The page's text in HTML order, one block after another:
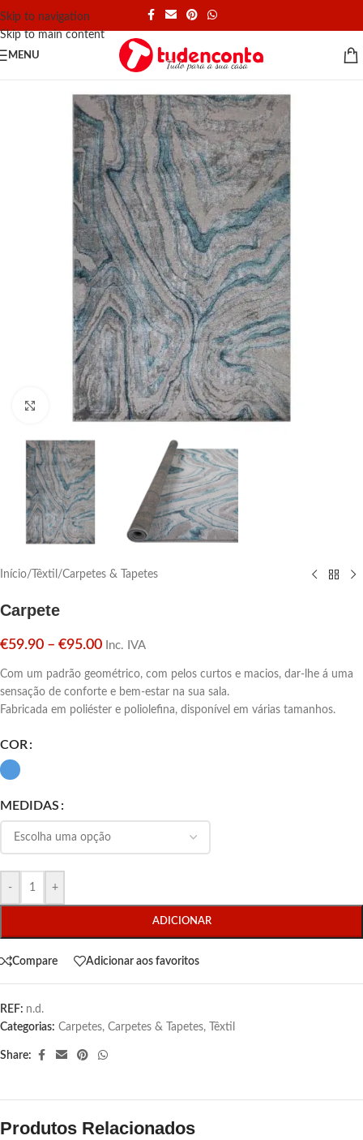
Skip to navigation
Skip to main content
MENU
Click para aumentar
Início/ Têxtil /Carpetes & Tapetes
Carpete
€59.90 – €95.00 Inc. IVA
Com um padrão geométrico, com pelos curtos e macios, dar-lhe á uma
sensação de conforte e bem-estar na sua sala.
Fabricada em poliéster e poliolefina, disponível em várias tamanhos.
COR
MEDIDAS
- +
ADICIONAR
Compare Adicionar aos favoritos
REF: n.d.
Categorias: Carpetes, Carpetes & Tapetes, Têxtil
Share:
Produtos Relacionados